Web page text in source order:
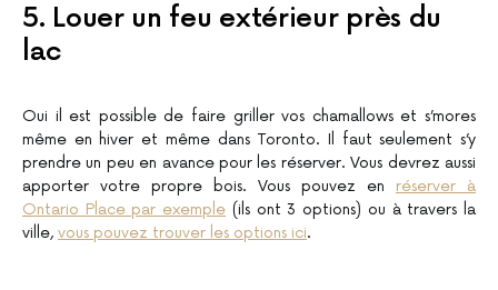
5. Louer un feu extérieur près du
lac
Oui il est possible de faire griller vos chamallows et s’mores
même en hiver et même dans Toronto. Il faut seulement s’y
prendre un peu en avance pour les réserver. Vous devrez aussi
apporter votre propre bois. Vous pouvez en réserver à
Ontario Place par exemple (ils ont 3 options) ou à travers la
ville, vous pouvez trouver les options ici.